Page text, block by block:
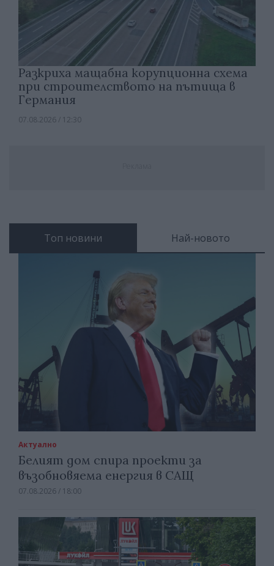
Разкриха мащабна корупционна схема
при строителството на пътища в
Германия
07.08.2026 / 12:30
Топ новини Най-новото
Актуално
Белият дом спира проекти за
възобновяема енергия в САЩ
07.08.2026 / 18:00